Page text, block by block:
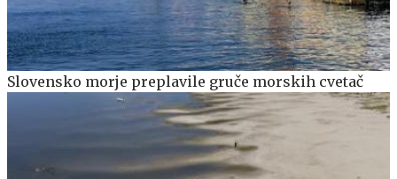
Slovensko morje preplavile gruče morskih cvetač